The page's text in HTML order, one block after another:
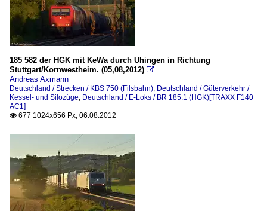
185 582 der HGK mit KeWa durch Uhingen in Richtung
Stuttgart/Kornwestheim. (05,08,2012) 
Andreas Axmann
Deutschland / Strecken / KBS 750 (Filsbahn), Deutschland / Güterverkehr /
Kessel- und Silozüge, Deutschland / E-Loks / BR 185.1 (HGK)[TRAXX F140
AC1]
 677 1024x656 Px, 06.08.2012